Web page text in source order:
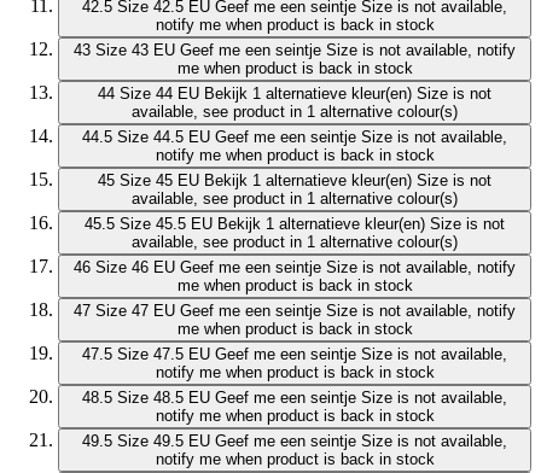
42.5 Size 42.5 EU Geef me een seintje Size is not available,
notify me when product is back in stock
43 Size 43 EU Geef me een seintje Size is not available, notify
me when product is back in stock
44 Size 44 EU Bekijk 1 alternatieve kleur(en) Size is not
available, see product in 1 alternative colour(s)
44.5 Size 44.5 EU Geef me een seintje Size is not available,
notify me when product is back in stock
45 Size 45 EU Bekijk 1 alternatieve kleur(en) Size is not
available, see product in 1 alternative colour(s)
45.5 Size 45.5 EU Bekijk 1 alternatieve kleur(en) Size is not
available, see product in 1 alternative colour(s)
46 Size 46 EU Geef me een seintje Size is not available, notify
me when product is back in stock
47 Size 47 EU Geef me een seintje Size is not available, notify
me when product is back in stock
47.5 Size 47.5 EU Geef me een seintje Size is not available,
notify me when product is back in stock
48.5 Size 48.5 EU Geef me een seintje Size is not available,
notify me when product is back in stock
49.5 Size 49.5 EU Geef me een seintje Size is not available,
notify me when product is back in stock